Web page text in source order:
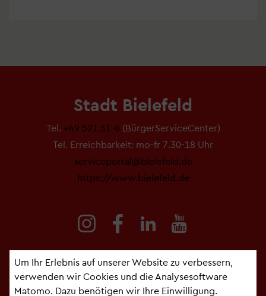
Um Ihr Erlebnis auf unserer Website zu verbessern,
verwenden wir Cookies und die Analysesoftware
Matomo. Dazu benötigen wir Ihre Einwilligung.
Stadt Bielefeld
Tel. +49 521 51-0 (BürgerServiceCenter)
Tel. Erreichbarkeit: mo-fr 7.30-18 Uhr
serviceportal@bielefeld.de
https://www.bielefeld.de
Fußzeile Serviceportal